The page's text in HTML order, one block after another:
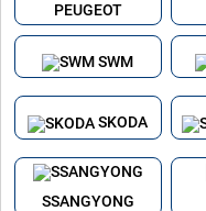
PEUGEOT
SWM
SKODA
SSANGYONG